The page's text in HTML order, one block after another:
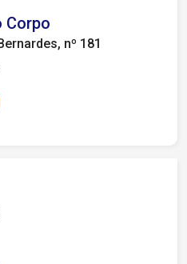
Corpo
nº 181